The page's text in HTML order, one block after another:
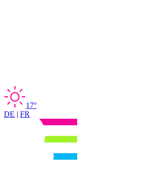
17°
DE | FR